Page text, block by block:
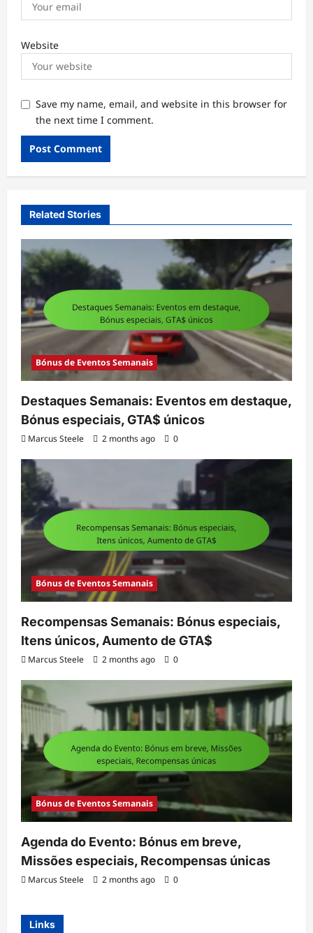
Website
Save my name, email, and website in this browser for
the next time I comment.
Related Stories
Bónus de Eventos Semanais
Destaques Semanais: Eventos em destaque,
Bónus especiais, GTA$ únicos
Marcus Steele 2 months ago 0
Bónus de Eventos Semanais
Recompensas Semanais: Bónus especiais,
Itens únicos, Aumento de GTA$
Marcus Steele 2 months ago 0
Bónus de Eventos Semanais
Agenda do Evento: Bónus em breve,
Missões especiais, Recompensas únicas
Marcus Steele 2 months ago 0
Links